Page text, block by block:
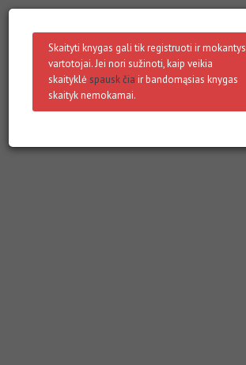
Skaityti knygas gali tik registruoti ir mokantys
vartotojai. Jei nori sužinoti, kaip veikia
skaityklė spausk čia ir bandomąsias knygas
skaityk nemokamai.